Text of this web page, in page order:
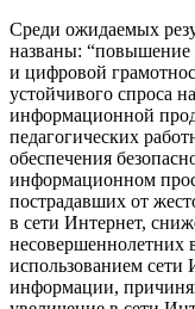
Среди ожидаемых
названы: “повышение
и цифровой
устойчивого спроса
информационной
педагогических
обеспечения
информационном
пострадавших от
в сети Интернет,
несовершеннолетних
использованием сети
информации,